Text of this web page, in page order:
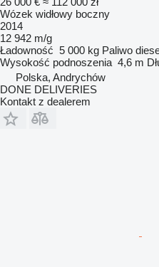
Wózek widłowy boczny
2014
12 942 m/g
Ładowność 5 000 kg Paliwo
Wysokość podnoszenia 4,6 m
Polska, Andrychów
DONE DELIVERIES
Kontakt z dealerem